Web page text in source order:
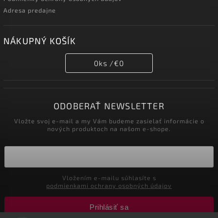
Adresa predajne
NÁKUPNÝ KOŠÍK
0ks /€0
ODOBERAŤ NEWSLETTER
Vložte svoj e-mail a my Vám budeme zasielať informácie o
nových produktoch na našom e-shope.
podmienkami ochrany osobných údajov
Prihlásiť sa